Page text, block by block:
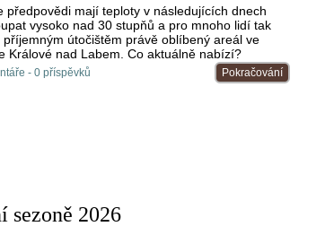
předpovědi mají teploty v následujících dnech
vysoko nad 30 stupňů a pro mnoho lidí tak
příjemným útočištěm právě oblíbený areál ve
Králové nad Labem. Co aktuálně nabízí?
Pokračování
- 0 příspěvků
sezoně 2026